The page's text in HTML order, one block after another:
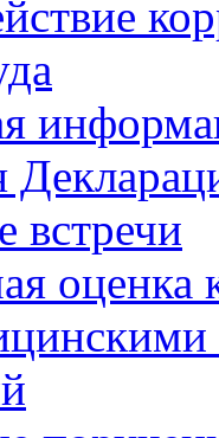
встречи
оценка